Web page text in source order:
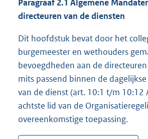
Paragraaf 2.1 Algemene
directeuren van de diensten
Dit hoofdstuk bevat door het
burgemeester en wethouders
bevoegdheden aan de
mits passend binnen de
van de dienst (art. 10:1 t/m 10:12
achtste lid van de
overeenkomstige toepassing.